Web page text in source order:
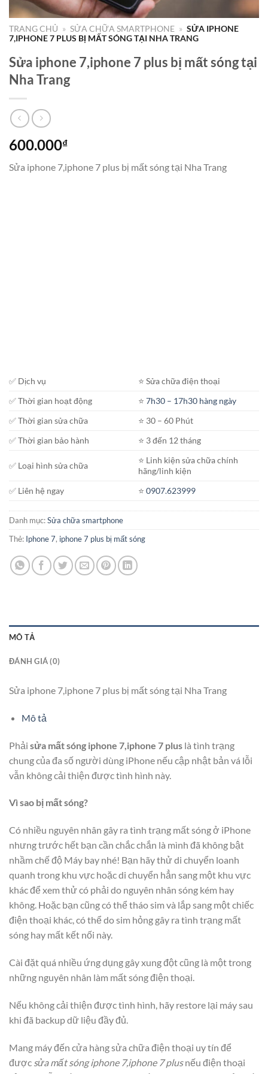
TRANG CHỦ » SỬA CHỮA SMARTPHONE » SỬA IPHONE
7,IPHONE 7 PLUS BỊ MẤT SÓNG TẠI NHA TRANG
Sửa iphone 7,iphone 7 plus bị mất sóng tại
Nha Trang
600.000₫
Sửa iphone 7,iphone 7 plus bị mất sóng tại Nha Trang
✅ Dịch vụ
⭐️ Sửa chữa điện thoại
✅ Thời gian hoạt động
⭐️7h30 – 17h30 hàng ngày
✅ Thời gian sửa chữa
⭐️ 30 – 60 Phút
✅ Thời gian bảo hành
⭐️ 3 đến 12 tháng
✅ Loại hình sửa chữa
⭐️ Linh kiện sửa chữa chính
hãng/linh kiện
✅ Liên hệ ngay
⭐️0907.623999
Danh mục:Sửa chữa smartphone
Thẻ: Iphone 7, iphone 7 plus bị mất sóng
MÔ TẢ
ĐÁNH GIÁ (0)
Sửa iphone 7,iphone 7 plus bị mất sóng tại Nha Trang
Mô tả
Phải sửa mất sóng iphone 7,iphone 7 plus là tình trạng
chung của đa số người dùng iPhone nếu cập nhật bản vá lỗi
vẫn không cải thiện được tình hình này.
Vì sao bị mất sóng?
Có nhiều nguyên nhân gây ra tình trạng mất sóng ở iPhone
nhưng trước hết bạn cần chắc chắn là mình đã không bật
nhầm chế độ Máy bay nhé! Bạn hãy thử di chuyển loanh
quanh trong khu vực hoặc di chuyển hẳn sang một khu vực
khác để xem thử có phải do nguyên nhân sóng kém hay
không. Hoặc bạn cũng có thể tháo sim và lắp sang một chiếc
điện thoại khác, có thể do sim hỏng gây ra tình trạng mất
sóng hay mất kết nối này.
Cài đặt quá nhiều ứng dụng gây xung đột cũng là một trong
những nguyên nhân làm mất sóng điện thoại.
Nếu không cải thiện được tình hình, hãy restore lại máy sau
khi đã backup dữ liệu đầy đủ.
Mang máy đến cửa hàng sửa chữa điện thoại uy tín để
được sửa mất sóng iphone 7,iphone 7 plusnếu điện thoại